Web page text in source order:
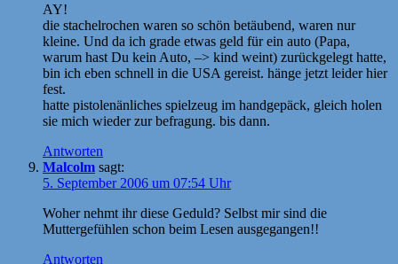
AY!
die stachelrochen waren so schön betäubend, waren nur
kleine. Und da ich grade etwas geld für ein auto (Papa,
warum hast Du kein Auto, –> kind weint) zurückgelegt hatte,
bin ich eben schnell in die USA gereist. hänge jetzt leider hier
fest.
hatte pistolenänliches spielzeug im handgepäck, gleich holen
sie mich wieder zur befragung. bis dann.
Antworten
Malcolm sagt:
5. September 2006 um 07:54 Uhr
Woher nehmt ihr diese Geduld? Selbst mir sind die
Muttergefühlen schon beim Lesen ausgegangen!!
Antworten